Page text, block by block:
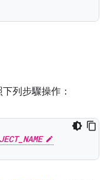
列步驟操作：